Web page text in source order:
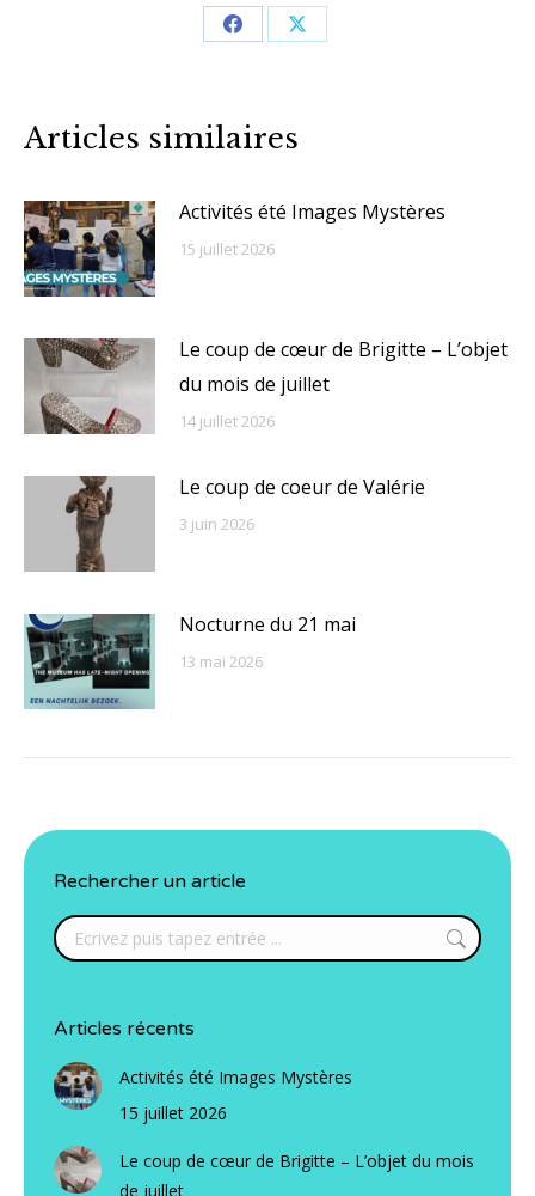
Share Share
Articles similaires
Activités été Images Mystères
15 juillet 2026
Le coup de cœur de Brigitte – L’objet
du mois de juillet
14 juillet 2026
Le coup de coeur de Valérie
3 juin 2026
Nocturne du 21 mai
13 mai 2026
Rechercher un article
Search:
Articles récents
Activités été Images Mystères
15 juillet 2026
Le coup de cœur de Brigitte – L’objet du mois
de juillet